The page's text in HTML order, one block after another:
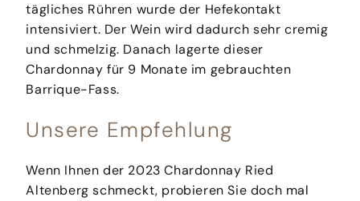
tägliches Rühren wurde der Hefekontakt
intensiviert. Der Wein wird dadurch sehr cremig
und schmelzig. Danach lagerte dieser
Chardonnay für 9 Monate im gebrauchten
Barrique-Fass.
Unsere Empfehlung
Wenn Ihnen der 2023 Chardonnay Ried
Altenberg schmeckt, probieren Sie doch mal